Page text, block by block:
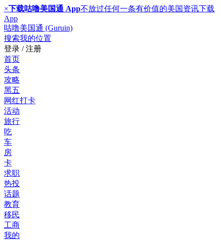
×下载咕噜美国通 App不放过任何一条有价值的美国资讯下载
App
咕噜美国通 (Guruin)
搜索我的位置
登录 / 注册
首页
头条
攻略
黑五
网红打卡
活动
旅行
吃
车
房
卡
求职
热投
话题
教育
移民
工商
我的